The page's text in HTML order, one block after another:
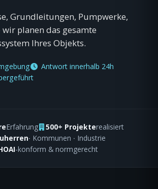
Grundleitungen, Pumpwerke,
wir planen das gesamte
Ihres Objekts.
Antwort innerhalb 24h
Erfahrung 500+ Projekterealisiert
· Kommunen · Industrie
-konform & normgerecht